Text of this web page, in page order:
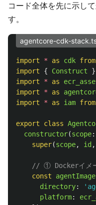
コード全体を先に示し
す。
agentcore-cdk-
import * as cdk from
import
{ Construct }
import
* as
import
* as
import
* as iam from
export class
constructor(scope:
super(scope, id ,
// ① Dockerイメー
const
agentImage
directory: '
platform: